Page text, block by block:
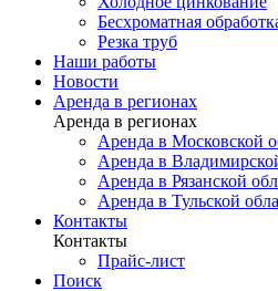
Бесхроматная
Резка труб
Наши работы
Новости
Аренда в регионах
Аренда в регионах
Аренда в Московской
Аренда в
Аренда в Рязанской
Аренда в Тульской
Контакты
Контакты
Прайс-лист
Поиск